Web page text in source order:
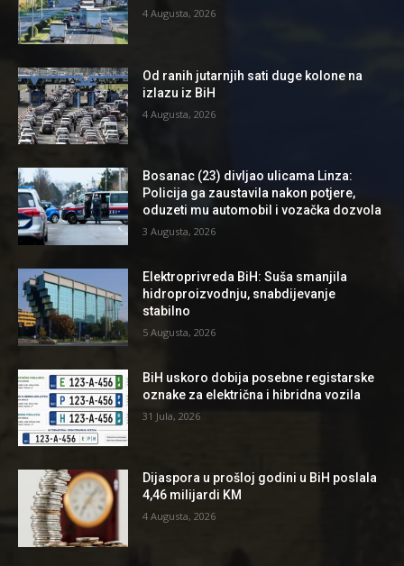
4 Augusta, 2026
Od ranih jutarnjih sati duge kolone na
izlazu iz BiH
4 Augusta, 2026
Bosanac (23) divljao ulicama Linza:
Policija ga zaustavila nakon potjere,
oduzeti mu automobil i vozačka dozvola
3 Augusta, 2026
Elektroprivreda BiH: Suša smanjila
hidroproizvodnju, snabdijevanje
stabilno
5 Augusta, 2026
BiH uskoro dobija posebne registarske
oznake za električna i hibridna vozila
31 Jula, 2026
Dijaspora u prošloj godini u BiH poslala
4,46 milijardi KM
4 Augusta, 2026